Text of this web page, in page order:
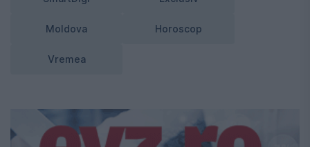
Moldova Horoscop
Vremea